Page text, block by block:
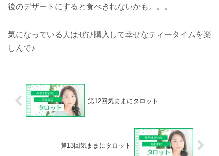
後のデザートにすると食べきれないかも。。。
気になっている人はぜひ購入して幸せなティータイムを楽
しんで♪
第12回気ままにタロット
第13回気ままにタロット